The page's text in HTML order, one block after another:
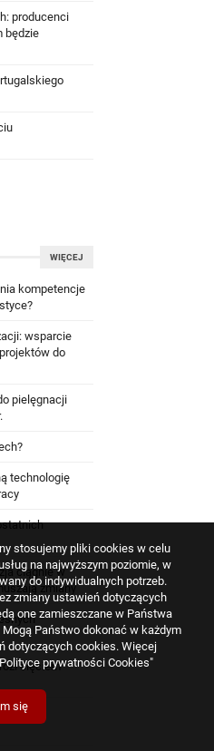
stosujemy pliki cookies w celu
na najwyższym poziomie, w
do indywidualnych potrzeb.
zmiany ustawień dotyczących
one zamieszczane w Państwa
Państwo dokonać w każdym
dotyczących cookies. Więcej
prywatności Cookies"
się
producenci
będzie
WIĘCEJ
kompetencje
wsparcie
do
pielęgnacji
technologię
ciągnie w
zmiany
cięciem